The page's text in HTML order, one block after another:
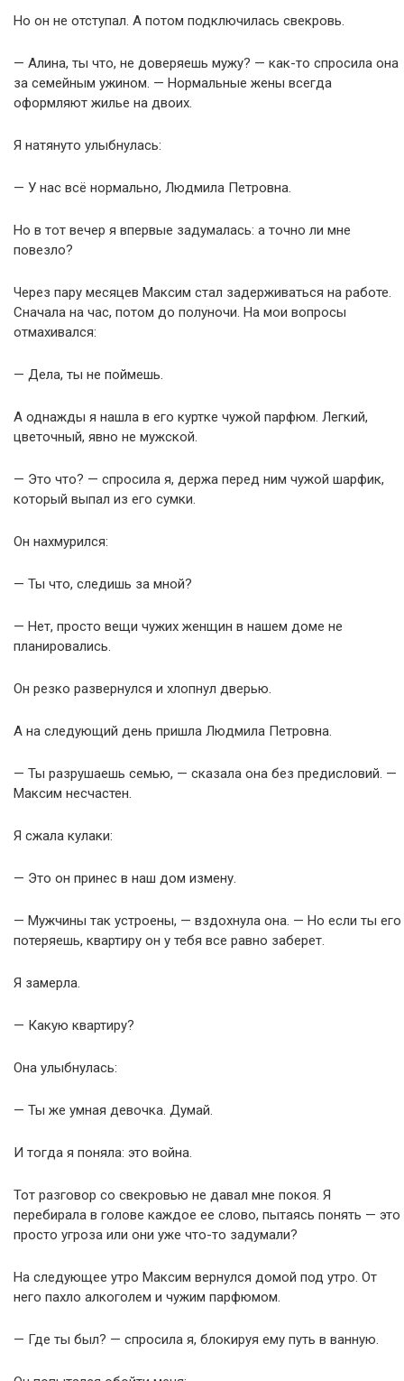
Но он не отступал. А потом подключилась свекровь.
— Алина, ты что, не доверяешь мужу? — как-то спросила она
за семейным ужином. — Нормальные жены всегда
оформляют жилье на двоих.
Я натянуто улыбнулась:
— У нас всё нормально, Людмила Петровна.
Но в тот вечер я впервые задумалась: а точно ли мне
повезло?
Через пару месяцев Максим стал задерживаться на работе.
Сначала на час, потом до полуночи. На мои вопросы
отмахивался:
— Дела, ты не поймешь.
А однажды я нашла в его куртке чужой парфюм. Легкий,
цветочный, явно не мужской.
— Это что? — спросила я, держа перед ним чужой шарфик,
который выпал из его сумки.
Он нахмурился:
— Ты что, следишь за мной?
— Нет, просто вещи чужих женщин в нашем доме не
планировались.
Он резко развернулся и хлопнул дверью.
А на следующий день пришла Людмила Петровна.
— Ты разрушаешь семью, — сказала она без предисловий. —
Максим несчастен.
Я сжала кулаки:
— Это он принес в наш дом измену.
— Мужчины так устроены, — вздохнула она. — Но если ты его
потеряешь, квартиру он у тебя все равно заберет.
Я замерла.
— Какую квартиру?
Она улыбнулась:
— Ты же умная девочка. Думай.
И тогда я поняла: это война.
Тот разговор со свекровью не давал мне покоя. Я
перебирала в голове каждое ее слово, пытаясь понять — это
просто угроза или они уже что-то задумали?
На следующее утро Максим вернулся домой под утро. От
него пахло алкоголем и чужим парфюмом.
— Где ты был? — спросила я, блокируя ему путь в ванную.